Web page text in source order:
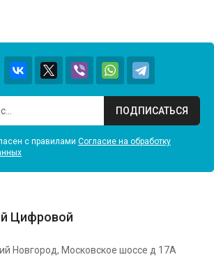
ПОДПИСАТЬСЯ
с правилами Согласие на обработку
Цифровой
Новгород, Московское шоссе д 17А